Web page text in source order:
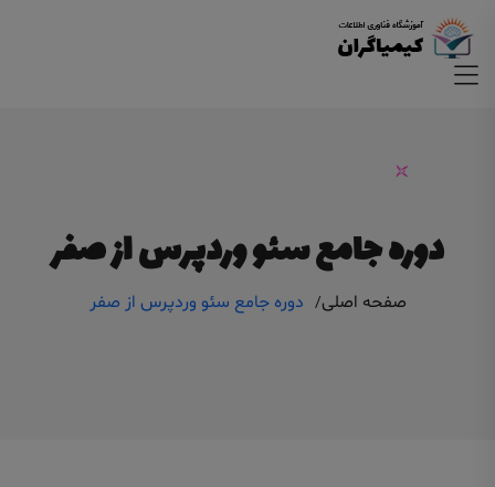
دوره جامع سئو وردپرس از صفر
صفحه اصلی دوره جامع سئو وردپرس از صفر